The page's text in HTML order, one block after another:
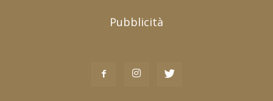
Pubblicità